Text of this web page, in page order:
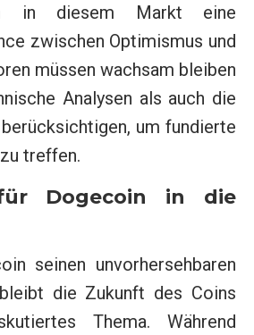
in diesem Markt eine
zwischen Optimismus und
müssen wachsam bleiben
Analysen als auch die
um fundierte
treffen.
Dogecoin in die
seinen unvorhersehbaren
die Zukunft des Coins
Thema. Während